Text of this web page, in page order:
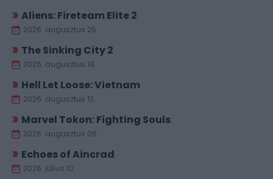
Aliens: Fireteam Elite 2
2026. augusztus 25.
The Sinking City 2
2026. augusztus 18.
Hell Let Loose: Vietnam
2026. augusztus 13.
Marvel Tokon: Fighting Souls
2026. augusztus 06.
Echoes of Aincrad
2026. július 10.